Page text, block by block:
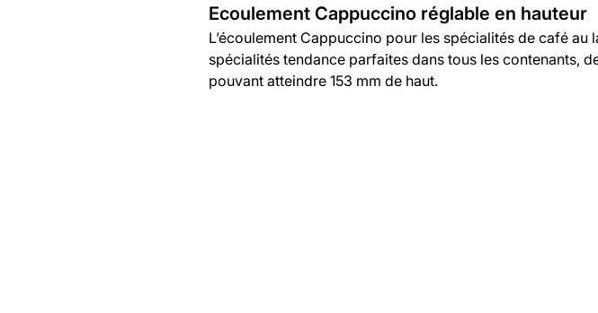
Ecoulement Cappuccino réglable en hauteur
L’écoulement Cappuccino pour les spécialités de café
spécialités tendance parfaites dans tous les contenants,
pouvant atteindre 153 mm de haut.